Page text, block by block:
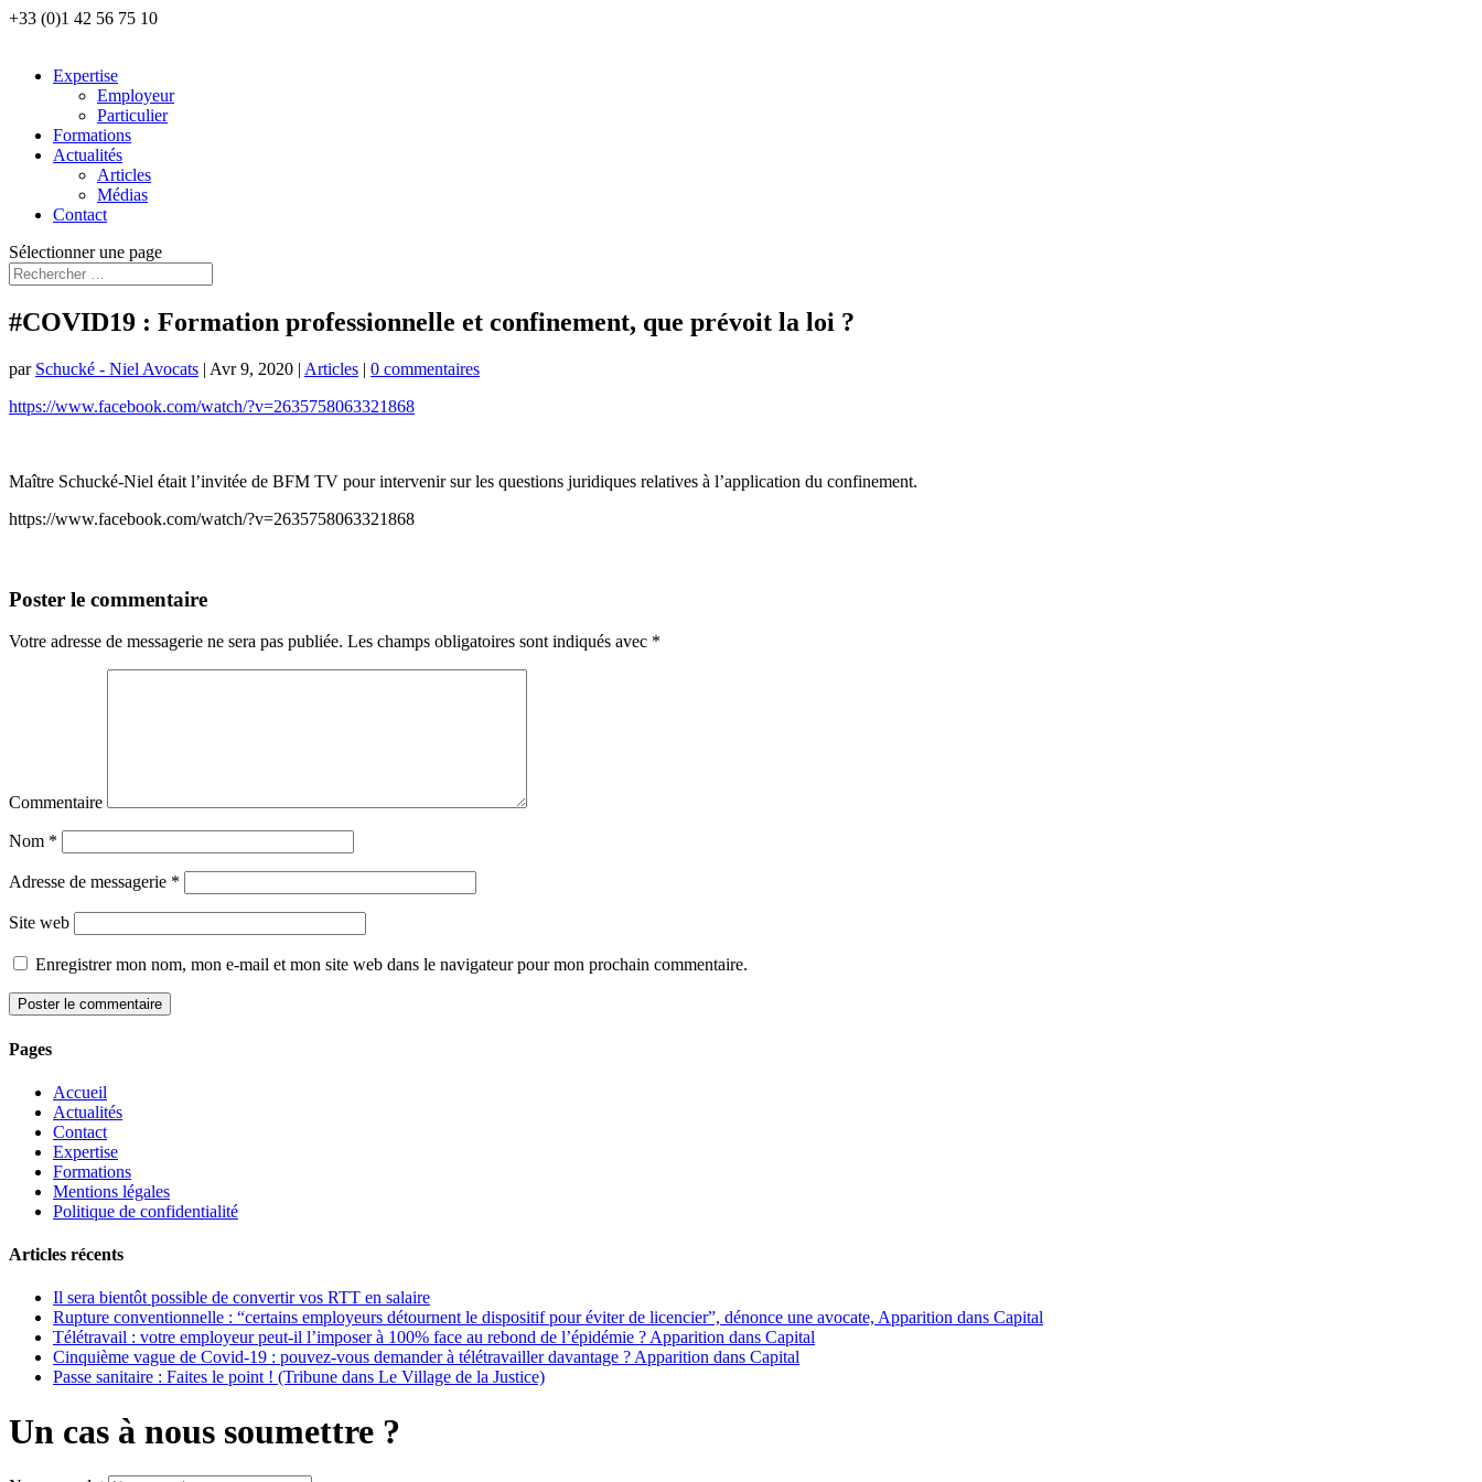
+33 (0)1 42 56 75 10
Expertise
Employeur
Particulier
Formations
Actualités
Articles
Médias
Contact
Sélectionner une page
#COVID19 : Formation professionnelle et confinement, que prévoit la loi ?
par Schucké - Niel Avocats | Avr 9, 2020 | Articles | 0 commentaires
https://www.facebook.com/watch/?v=2635758063321868
Maître Schucké-Niel était l’invitée de BFM TV pour intervenir sur les questions juridiques relatives à l’application du confinement.
https://www.facebook.com/watch/?v=2635758063321868
Poster le commentaire
Votre adresse de messagerie ne sera pas publiée. Les champs obligatoires sont indiqués avec *
Commentaire
Nom *
Adresse de messagerie *
Site web
Enregistrer mon nom, mon e-mail et mon site web dans le navigateur pour mon prochain commentaire.
Pages
Accueil
Actualités
Contact
Expertise
Formations
Mentions légales
Politique de confidentialité
Articles récents
Il sera bientôt possible de convertir vos RTT en salaire
Rupture conventionnelle : “certains employeurs détournent le dispositif pour éviter de licencier”, dénonce une avocate, Apparition dans Capital
Télétravail : votre employeur peut-il l’imposer à 100% face au rebond de l’épidémie ? Apparition dans Capital
Cinquième vague de Covid-19 : pouvez-vous demander à télétravailler davantage ? Apparition dans Capital
Passe sanitaire : Faites le point ! (Tribune dans Le Village de la Justice)
Un cas à nous soumettre ?